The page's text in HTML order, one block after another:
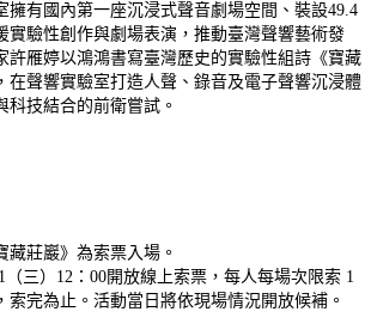
擁有國內第一座沉浸式聲音劇場空間、裝設49.4
實驗性創作與劇場表演，推動臺灣聲響藝術發
許雁婷以鴻鴻書寫臺灣歷史的實驗性組詩《寶藏
在聲響實驗室打造人聲、錄音及電子聲響沉浸體
科技結合的前衛嘗試。
藏莊巖》為索票入場。
（三）12：00開放線上索票，每人每場次限索 1
索完為止。活動當日將依現場情況開放候補。